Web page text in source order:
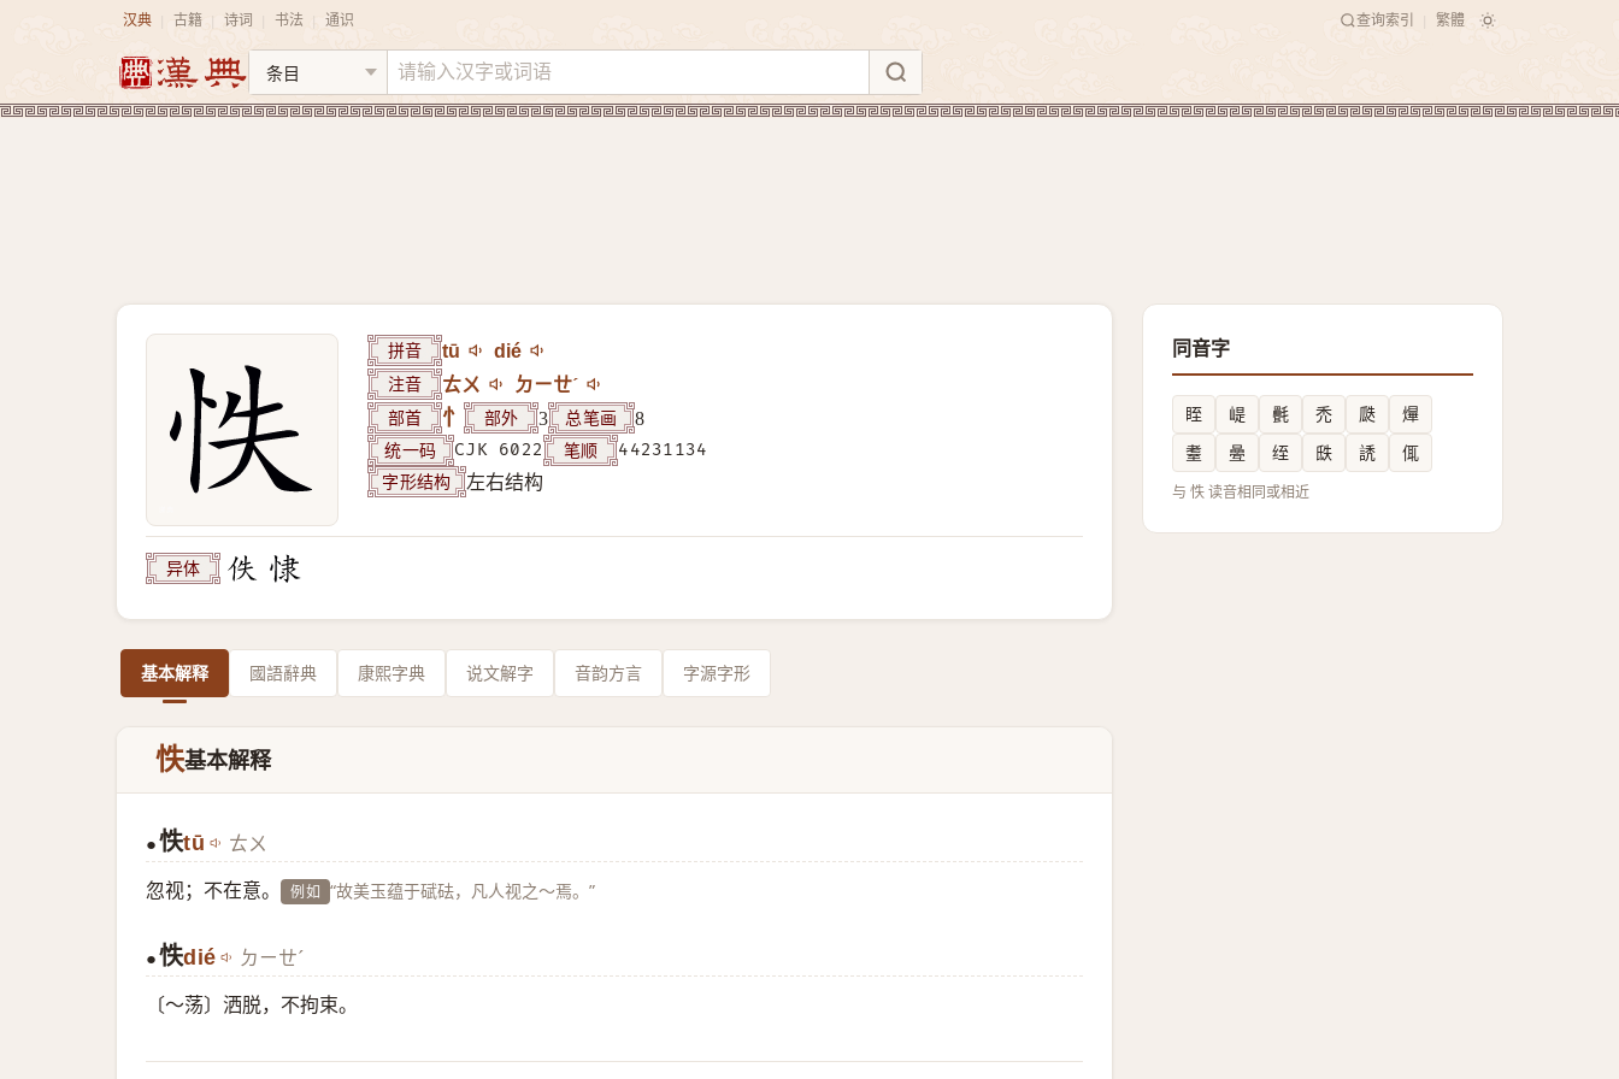
汉典 古籍 诗词 书法 通识 查询索引 繁體
拼音 tū dié
注音 ㄊㄨ ㄉㄧㄝˊ
部首 忄 部外 3 总笔画 8
统一码 CJK 6022 笔顺 44231134
字形结构 左右结构
异体
基本解释 國語辭典 康熙字典 说文解字 音韵方言 字源字形
怢基本解释
● 怢tū ㄊㄨ
忽视；不在意。 例如 “故美玉蕴于碔砝，凡人视之～焉。”
● 怢dié ㄉㄧㄝˊ
〔～荡〕洒脱，不拘束。
同音字
眰 崼 㲲 禿 瓞
㷸
耋
㬪 绖 㲳 䛢 㑙
与 怢 读音相同或相近